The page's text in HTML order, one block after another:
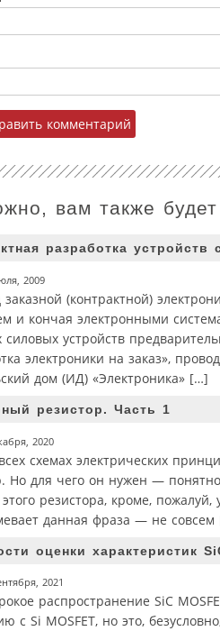
вам также
разработка
2009
заказной (контрактной)
и кончая электронными
силовых устройств
электроники на заказ»,
дом (ИД) «Электроника» […]
резистор. Часть 1
2020
схемах электрических
Но для чего он нужен —
резистора, кроме,
данная фраза — не
оценки характеристик
2021
распространение SiC
с Si MOSFET, но это,